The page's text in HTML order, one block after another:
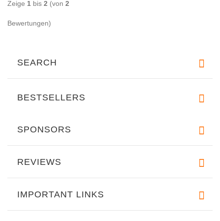
Zeige 1 bis 2 (von 2
Bewertungen)
SEARCH
BESTSELLERS
SPONSORS
REVIEWS
IMPORTANT LINKS